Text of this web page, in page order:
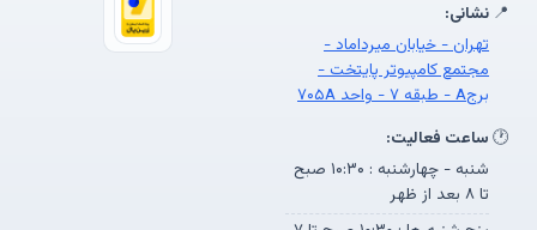
📍 نشانی:
تهران - خیابان میرداماد -
مجتمع کامپیوتر پایتخت -
برجA - طبقه ۷ - واحد ۷۰۵A
🕐 ساعت فعالیت:
شنبه - چهارشنبه : ۱۰:۳۰ صبح
تا ۸ بعد از ظهر